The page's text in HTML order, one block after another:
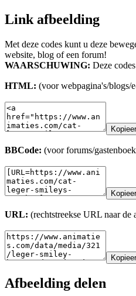
Link afbeelding
Met deze codes kunt u deze
website, blog of een forum!
WAARSCHUWING: Deze
HTML: (voor webpagina's/blogs/
Kopieer
BBCode: (voor forums/
Kopieer
URL: (rechtstreekse URL naar de
Kopieer
Afbeelding delen